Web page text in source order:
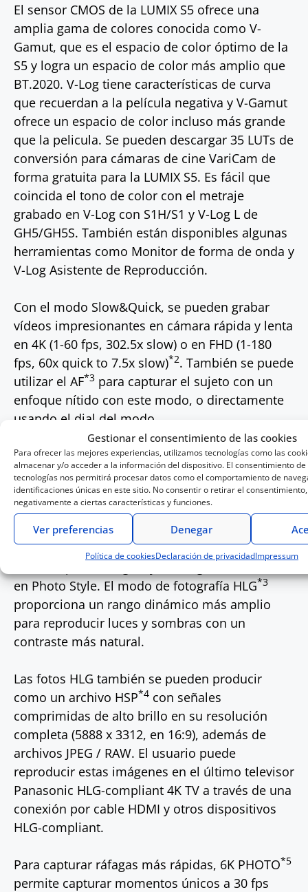
Gestionar el consentimiento de las cookies
Para ofrecer las mejores experiencias, utilizamos tecnologías como las
almacenar y/o acceder a la información del dispositivo. El consentimiento de
tecnologías nos permitirá procesar datos como el comportamiento de
identificaciones únicas en este sitio. No consentir o retirar el
negativamente a ciertas características y funciones.
Denegar
Ver preferencias
Política de cookiesDeclaración de privacidadImpressum
El sensor CMOS de la LUMIX S5 ofrece una
amplia gama de colores conocida como V-
Gamut, que es el espacio de color óptimo de la
S5 y logra un espacio de color más amplio que
BT.2020. V-Log tiene características de curva
que recuerdan a la película negativa y V-Gamut
ofrece un espacio de color incluso más grande
que la pelicula. Se pueden descargar 35 LUTs de
conversión para cámaras de cine VariCam de
forma gratuita para la LUMIX S5. Es fácil que
coincida el tono de color con el metraje
grabado en V-Log con S1H/S1 y V-Log L de
GH5/GH5S. También están disponibles algunas
herramientas como Monitor de forma de onda y
V-Log Asistente de Reproducción.
Con el modo Slow&Quick, se pueden grabar
vídeos impresionantes en cámara rápida y lenta
en 4K (1-60 fps, 302.5x slow) o en FHD (1-180
fps, 60x quick to 7.5x slow)*2. También se puede
utilizar el AF*3 para capturar el sujeto con un
enfoque nítido con este modo, o directamente
usando el dial del modo.
La grabación de video HDR en 4K también está
disponible en la nueva cámara S5 de Panasonic.
Reproduce las partes más oscuras e iluminadas
de la imagen de forma muy fiel a la realidad. La
cámara graba vídeo con una curva designada
compatible con ITU-R BT.2100. Ahora el usuario
en Photo Style. El modo de fotografía HLG*3
proporciona un rango dinámico más amplio
para reproducir luces y sombras con un
contraste más natural.
Las fotos HLG también se pueden producir
como un archivo HSP*4 con señales
comprimidas de alto brillo en su resolución
completa (5888 x 3312, en 16:9), además de
archivos JPEG / RAW. El usuario puede
reproducir estas imágenes en el último televisor
Panasonic HLG-compliant 4K TV a través de una
conexión por cable HDMI y otros dispositivos
HLG-compliant.
Para capturar ráfagas más rápidas, 6K PHOTO*5
permite capturar momentos únicos a 30 fps